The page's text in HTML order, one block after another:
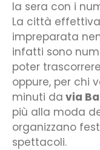
la sera con i
La città
impreparata
infatti sono
poter
oppure, per chi
minuti da via
più alla moda
organizzano
spettacoli.